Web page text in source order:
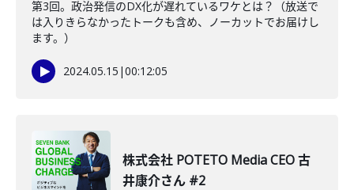
第3回。政治発信のDX化が遅れているワケとは？（放送で
は入りきらなかったトークも含め、ノーカットでお届けし
ます。）
2024.05.15 |00:12:05
株式会社 POTETO Media CEO 古
井康介さん #2